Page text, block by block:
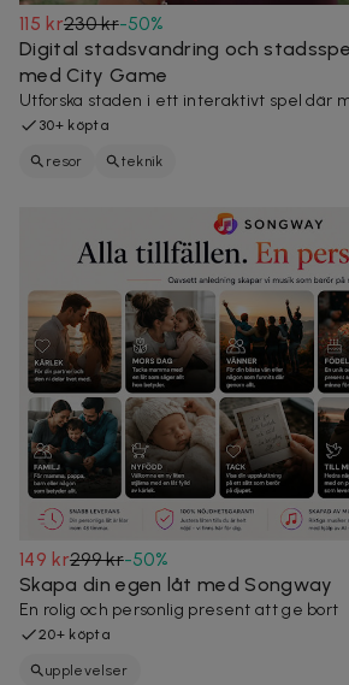
115 kr230 kr-50%
Digital stadsvandring och
med City Game
Utforska staden i ett interaktivt spel där
30+ köpta
resor teknik
149 kr299 kr-50%
Skapa din egen låt med Songway
En rolig och personlig present att ge bort
20+ köpta
upplevelser